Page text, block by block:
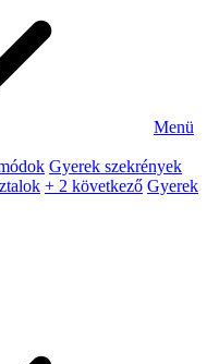
Menü
Gyerek szekrények
+ 2 következő Gyerek